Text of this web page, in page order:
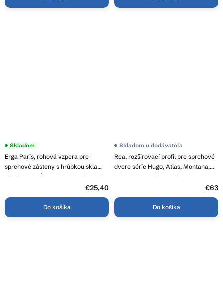
Erga Paris, rohová vzpera pre
sprchové zásteny s hrúbkou skla
6/8/10 mm, dĺžka 60cm, chrómová,
Skladom
€25,40
Do košíka
Rea, rozširovací profil pre sprchové
dvere série Hugo, Atlas, Montana,
200cm, medená matná, REA-K9008
Skladom u dodávateľa
€63
Do košíka